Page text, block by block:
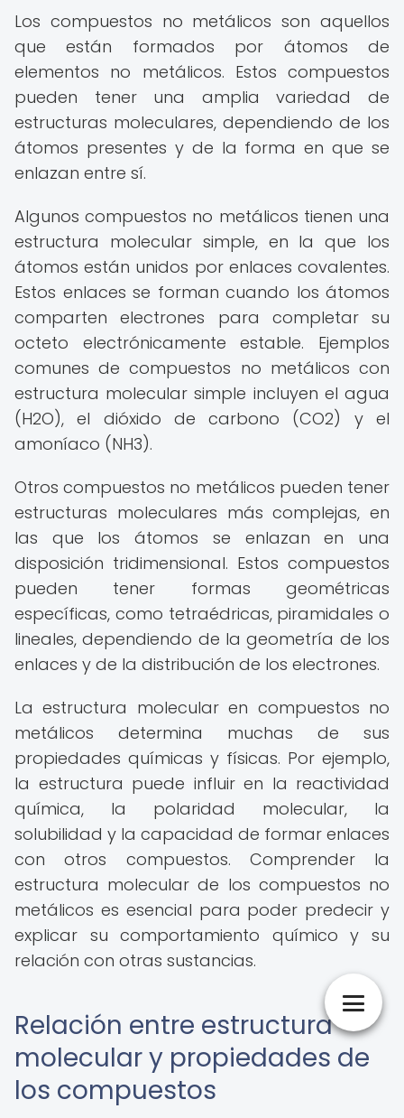
Los compuestos no metálicos son aquellos
que están formados por átomos de
elementos no metálicos. Estos compuestos
pueden tener una amplia variedad de
estructuras moleculares, dependiendo de los
átomos presentes y de la forma en que se
enlazan entre sí.
Algunos compuestos no metálicos tienen una
estructura molecular simple, en la que los
átomos están unidos por enlaces covalentes.
Estos enlaces se forman cuando los átomos
comparten electrones para completar su
octeto electrónicamente estable. Ejemplos
comunes de compuestos no metálicos con
estructura molecular simple incluyen el agua
(H2O), el dióxido de carbono (CO2) y el
amoníaco (NH3).
Otros compuestos no metálicos pueden tener
estructuras moleculares más complejas, en
las que los átomos se enlazan en una
disposición tridimensional. Estos compuestos
pueden tener formas geométricas
específicas, como tetraédricas, piramidales o
lineales, dependiendo de la geometría de los
enlaces y de la distribución de los electrones.
La estructura molecular en compuestos no
metálicos determina muchas de sus
propiedades químicas y físicas. Por ejemplo,
la estructura puede influir en la reactividad
química, la polaridad molecular, la
solubilidad y la capacidad de formar enlaces
con otros compuestos. Comprender la
estructura molecular de los compuestos no
metálicos es esencial para poder predecir y
explicar su comportamiento químico y su
relación con otras sustancias.
Relación entre estructura
molecular y propiedades de
los compuestos